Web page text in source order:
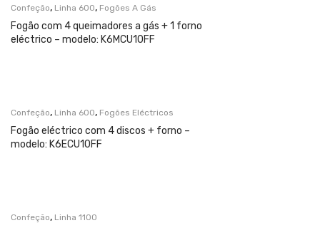
Confeção, Linha 600, Fogões A Gás
Fogão com 4 queimadores a gás + 1 forno
eléctrico – modelo: K6MCU10FF
Confeção, Linha 600, Fogões Eléctricos
Fogão eléctrico com 4 discos + forno –
modelo: K6ECU10FF
Confeção, Linha 1100